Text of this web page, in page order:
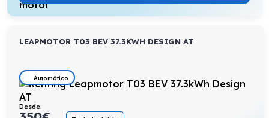
LEAPMOTOR T03 BEV 37.3KWH DESIGN AT
Automático
Desde: